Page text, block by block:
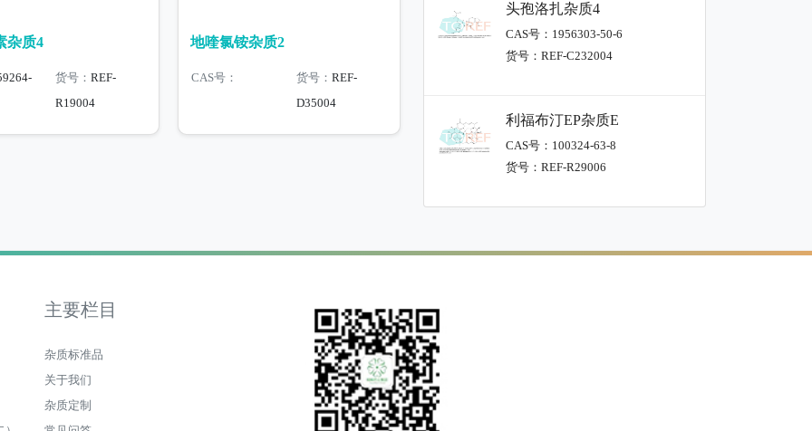
杂质4
货号： REF-
R19004
地喹氯铵杂质2
CAS号： 货号： REF-
D35004
头孢洛扎杂质4
CAS号：1956303-50-6
货号：REF-C232004
利福布汀EP杂质E
CAS号：100324-63-8
货号：REF-R29006
主要栏目
杂质标准品
关于我们
杂质定制